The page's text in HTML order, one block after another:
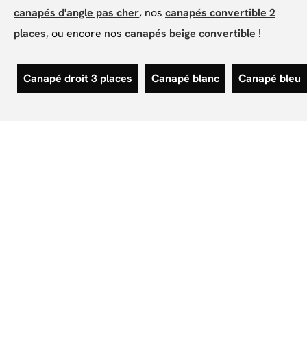
canapés d'angle pas cher, nos canapés convertible 2
places, ou encore nos canapés beige convertible !
Canapé droit 3 places Canapé blanc Canapé bleu